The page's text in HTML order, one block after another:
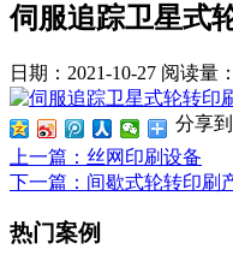
伺服追踪卫星式
日期：2021-10-27 阅读量：
分享到
上一篇 ：丝网印刷设备
下一篇 ：间歇式轮转印刷
热门案例